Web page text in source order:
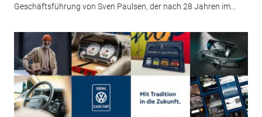
Geschäftsführung von Sven Paulsen, der nach 28 Jahren im...